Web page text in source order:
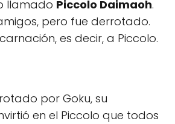
llamado Piccolo Daimaoh.
pero fue derrotado.
es decir, a Piccolo.
por Goku, su
en el Piccolo que todos